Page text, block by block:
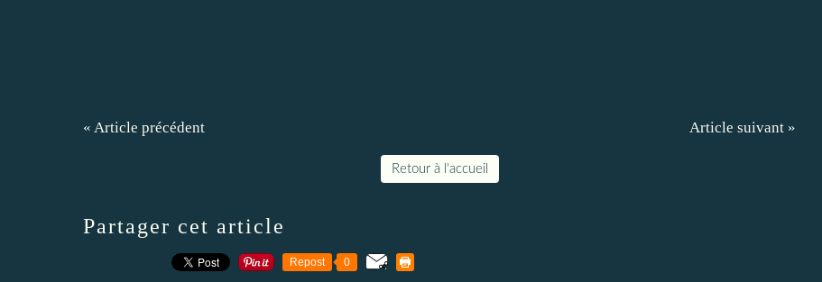
« Article précédent Article suivant »
Retour à l'accueil
Partager cet article
Repost 0